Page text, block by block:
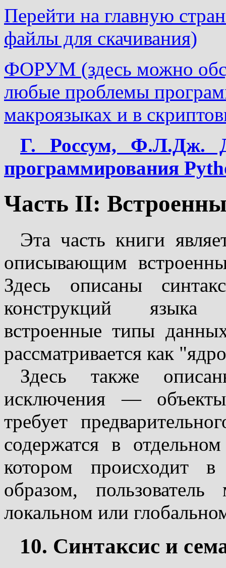
Перейти на главную
файлы для скачивания)
ФОРУМ (здесь можно
любые проблемы
макроязыках и в
Г. Россум, Ф.Л.Дж.
программирования
Часть II:
Эта часть книги
описывающим
Здесь описаны
конструкций языка
встроенные типы
рассматривается как
Здесь также
исключения —
требует
содержатся в
котором происходит
образом,
локальном или
10. Синтаксис и